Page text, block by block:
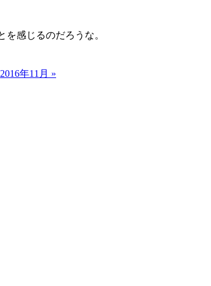
感じるのだろうな。
2016年11月 »